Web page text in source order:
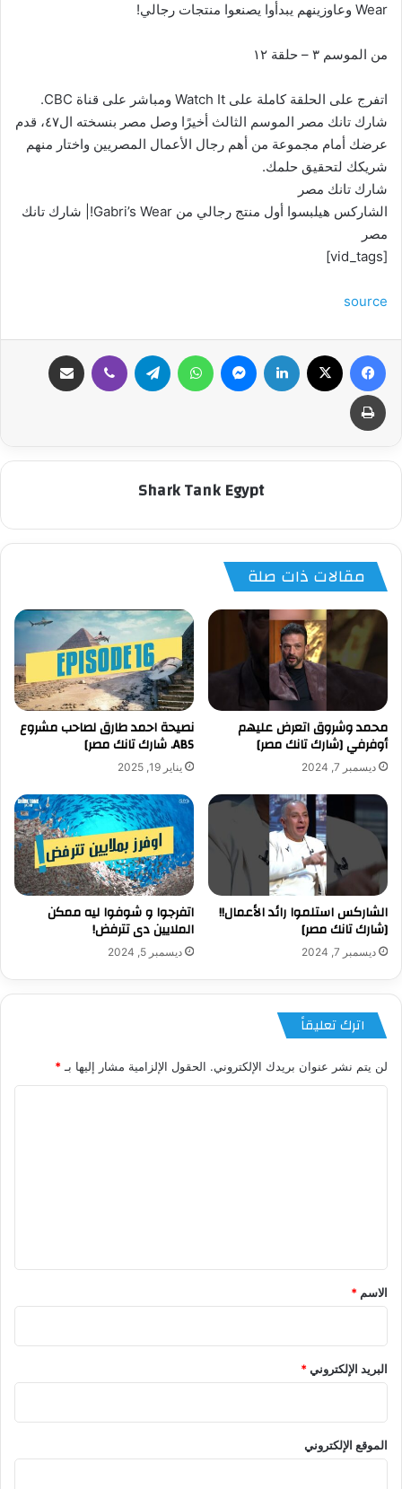
Wear وعاوزينهم يبدأوا يصنعوا منتجات رجالي!
من الموسم ٣ – حلقة ١٢
اتفرج على الحلقة كاملة على Watch It ومباشر على قناة CBC.
شارك تانك مصر الموسم الثالث أخيرًا وصل مصر بنسخته ال٤٧، قدم
عرضك أمام مجموعة من أهم رجال الأعمال المصريين واختار منهم
شريكك لتحقيق حلمك.
شارك تانك مصر
الشاركس هيلبسوا أول منتج رجالي من Gabri’s Wear!| شارك تانك
مصر
[vid_tags]
source
فيسبوك لينكدإن ماسنجر واتساب تيلقرام ڤايبر
طباعة
Shark Tank Egypt
مقالات ذات صلة
محمد وشروق اتعرض عليهم
أوفرفي [شارك تانك مصر]
ديسمبر 7, 2024
نصيحة احمد طارق لصاحب مشروع
ABS. شارك تانك مصر]
يناير 19, 2025
الشاركس استلموا رائد الأعمال!!
[شارك تانك مصر]
ديسمبر 7, 2024
اتفرجوا و شوفوا ليه ممكن
الملايين دى تترفض!
ديسمبر 5, 2024
اترك تعليقاً
لن يتم نشر عنوان بريدك الإلكتروني. الحقول الإلزامية مشار إليها بـ *
*
الاسم *
البريد الإلكتروني*
الموقع الإلكتروني